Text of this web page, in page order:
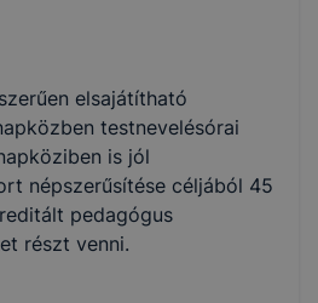
elsajátítható
testnevelésórai
is jól
népszerűsítése céljából 45
pedagógus
részt venni.